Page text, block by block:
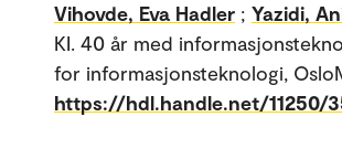
Vihovde, Eva Hadler ; Yazidi,
KI. 40 år med
for informasjonsteknologi,
https://hdl.handle.net/11250/